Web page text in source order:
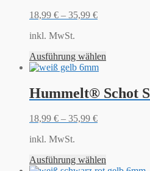
18,99 € – 35,99 €
inkl. MwSt.
Ausführung wählen
Hummelt® Schot
18,99 € – 35,99 €
inkl. MwSt.
Ausführung wählen